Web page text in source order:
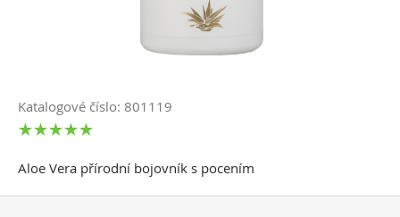
Katalogové číslo: 801119
Aloe Vera přírodní bojovník s pocením